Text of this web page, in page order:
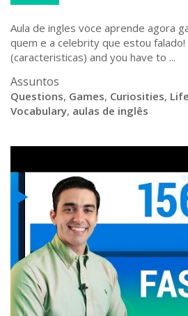
Aula de ingles voce aprende agora
quem e a celebrity que estou
(caracteristicas) and you have to ...
Assuntos
Questions, Games, Curiosities, Life
Vocabulary, aulas de inglês